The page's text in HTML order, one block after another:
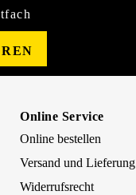
Online Service
Online bestellen
Versand und Lieferung
Widerrufsrecht